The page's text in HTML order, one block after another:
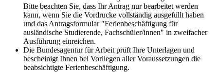
Bitte beachten Sie, dass Ihr Antrag nur bearbeitet werden
kann, wenn Sie die Vordrucke vollständig ausgefüllt haben
und das Antragsformular "Ferienbeschäftigung für
ausländische Studierende, Fachschüler/innen" in zweifacher
Ausführung einreichen.
Die Bundesagentur für Arbeit prüft Ihre Unterlagen und
bescheinigt Ihnen bei Vorliegen aller Voraussetzungen die
beabsichtigte Ferienbeschäftigung.